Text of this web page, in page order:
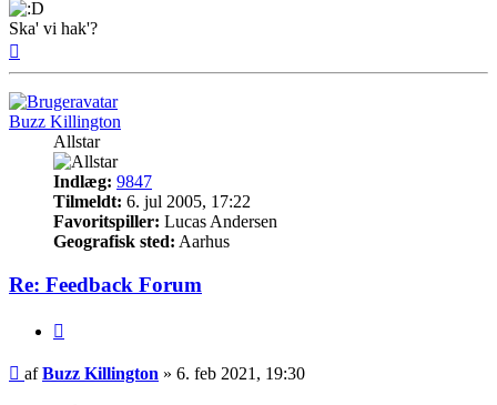
Ska' vi hak'?
Buzz Killington
Allstar
Indlæg: 9847
Tilmeldt: 6. jul 2005, 17:22
Favoritspiller: Lucas Andersen
Geografisk sted: Aarhus
Re: Feedback Forum
Indlæg
afBuzz Killington » 6. feb 2021, 19:30